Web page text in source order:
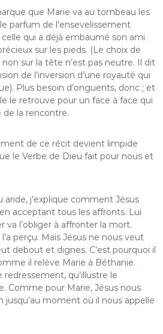
que Marie va au tombeau les
parfum de l’ensevelissement
celle qui a déjà embaumé son ami
sur les pieds. (Le choix de
sur la tête n’est pas neutre. Il dit
de l’inversion d’une royauté qui
Plus besoin d’onguents, donc ; et
le retrouve pour un face à face qui
de la rencontre.
de ce récit devient limpide
le Verbe de Dieu fait pour nous et
aride, j’explique comment Jésus
acceptant tous les affronts. Lui
va l’obliger à affronter la mort.
perçu. Mais Jésus ne nous veut
debout et dignes. C’est pourquoi il
il relève Marie à Béthanie.
qu’illustre le
Comme pour Marie, Jésus nous
jusqu’au moment où il nous appelle